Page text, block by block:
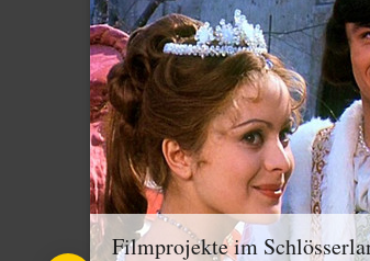
Filmprojekte im